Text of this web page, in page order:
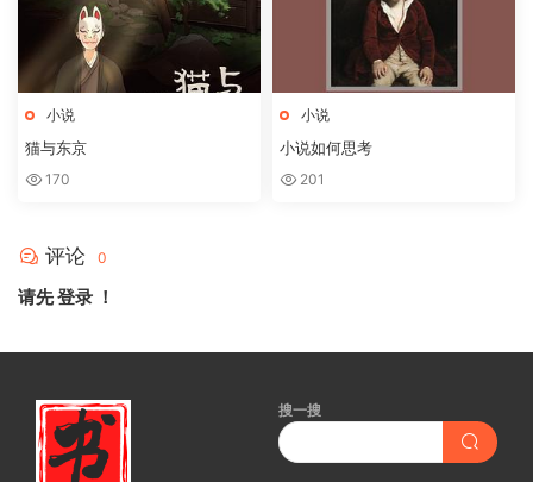
小说
猫与东京
170
小说
小说如何思考
201
评论 0
请先登录 ！
搜一搜